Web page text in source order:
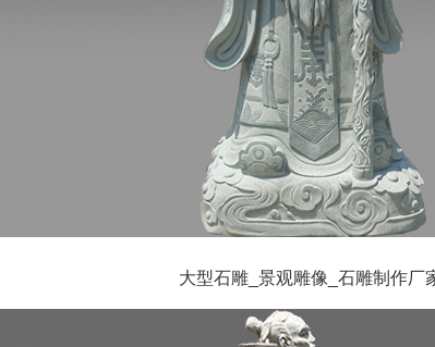
大型石雕_景观雕像_石雕制作厂